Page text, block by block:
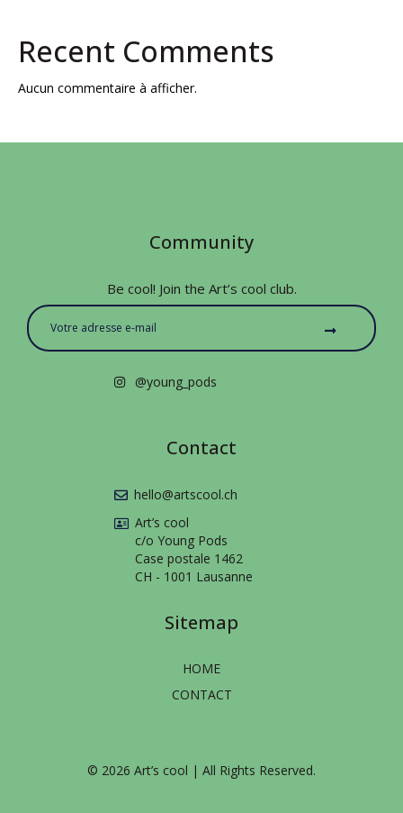
Recent Comments
Aucun commentaire à afficher.
Community
Be cool! Join the Art’s cool club.
@young_pods
Contact
hello@artscool.ch
Art’s cool
c/o Young Pods
Case postale 1462
CH - 1001 Lausanne
Sitemap
HOME
CONTACT
© 2026 Art’s cool | All Rights Reserved.